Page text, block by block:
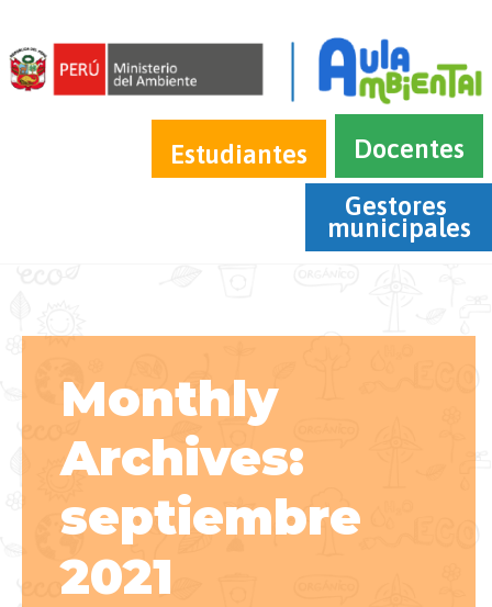
Estudiantes
Docentes
Gestores
municipales
Monthly
Archives:
septiembre
2021